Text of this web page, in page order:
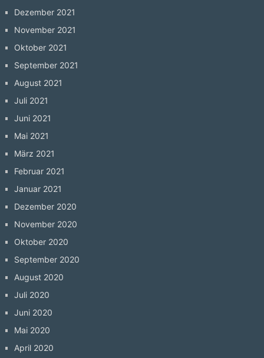
Dezember 2021
November 2021
Oktober 2021
September 2021
August 2021
Juli 2021
Juni 2021
Mai 2021
März 2021
Februar 2021
Januar 2021
Dezember 2020
November 2020
Oktober 2020
September 2020
August 2020
Juli 2020
Juni 2020
Mai 2020
April 2020